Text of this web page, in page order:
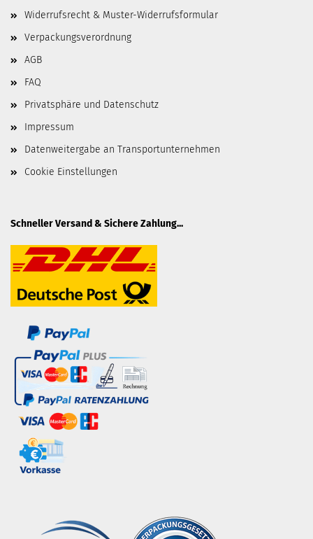
Widerrufsrecht & Muster-Widerrufsformular
Verpackungsverordnung
AGB
FAQ
Privatsphäre und Datenschutz
Impressum
Datenweitergabe an Transportunternehmen
Cookie Einstellungen
Schneller Versand & Sichere Zahlung...